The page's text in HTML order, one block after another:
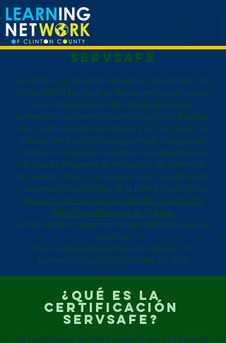
ServSafe
ServSafe es un programa educativo desarrollado por
la Asociación Nacional de Restaurantes para ayudar
a los restaurantes y otros manipuladores de
alimentos al por menor a cumplir con el código (ley)
de la Administración de Drogas y Alimentos de los
Estados Unidos (FDA) para garantizar la seguridad
pública. En el estado de Indiana, el Departamento
de Salud y Programa de Protección de Alimentos
del estado actúa como la agencia de cumplimiento
y supervisión del código de la FDA a través de los
Requisitos de Sanidad para Establecimientos de
Alimentos Minoristas de Indiana.
Actualmente no tenemos fechas definitivas para las
pruebas.
Para cualquier pregunta comuníquese con
Esmeralda Cruz al 765-659-6380ext 1823.
¿Qué es la
certificación
servsafe?
La certificación ServSafe significa que ha obtenido